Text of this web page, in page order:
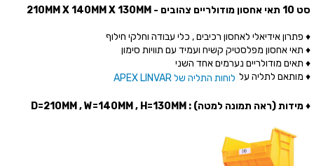
סט 10 תאי אחסון מודולריים צהובים - 210MM X 140MM X 130MM
♦ פתרון אידיאלי לאחסון רכיבים , כלי עבודה וחלקי חילוף
♦ תאי אחסון מפלסטיק קשיח ועמיד עם תוויות סימון
♦ תאים מודולריים נערמים אחד השני
♦ מותאם לתליה על לוחות התליה של APEX LINVAR
♦ מידות (ראה תמונה למטה) : D=210MM , W=140MM , H=130MM